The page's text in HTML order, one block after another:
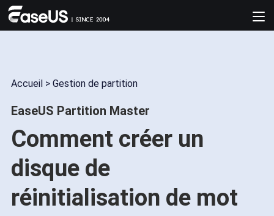
Accueil > Gestion de partition
EaseUS Partition Master
Comment créer un
disque de
réinitialisation de mot